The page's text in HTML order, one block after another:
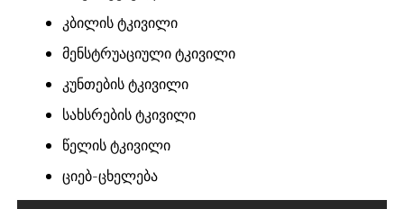
კბილის ტკივილი
მენსტრუაციული ტკივილი
კუნთების ტკივილი
სახსრების ტკივილი
წელის ტკივილი
ციებ-ცხელება